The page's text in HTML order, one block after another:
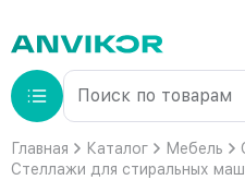
Главная Каталог Мебель
Стеллажи для стиральных